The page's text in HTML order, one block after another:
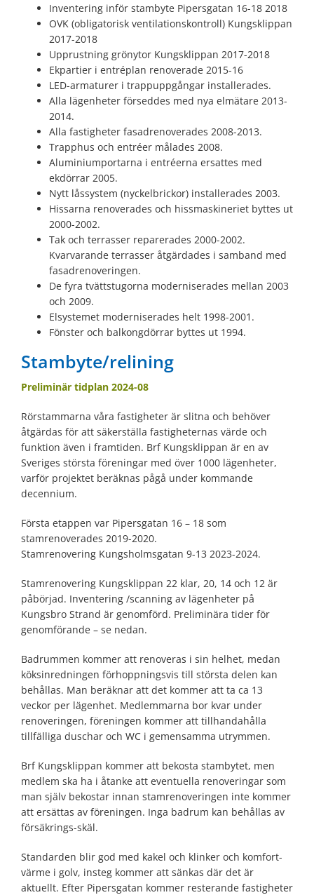
Inventering inför stambyte Pipersgatan 16-18 2018
OVK (obligatorisk ventilationskontroll) Kungsklippan
2017-2018
Upprustning grönytor Kungsklippan 2017-2018
Ekpartier i entréplan renoverade 2015-16
LED-armaturer i trappuppgångar installerades.
Alla lägenheter förseddes med nya elmätare 2013-
2014.
Alla fastigheter fasadrenoverades 2008-2013.
Trapphus och entréer målades 2008.
Aluminiumportarna i entréerna ersattes med
ekdörrar 2005.
Nytt låssystem (nyckelbrickor) installerades 2003.
Hissarna renoverades och hissmaskineriet byttes ut
2000-2002.
Tak och terrasser reparerades 2000-2002.
Kvarvarande terrasser åtgärdades i samband med
fasadrenoveringen.
De fyra tvättstugorna moderniserades mellan 2003
och 2009.
Elsystemet moderniserades helt 1998-2001.
Fönster och balkongdörrar byttes ut 1994.
Stambyte/relining
Preliminär tidplan 2024-08
Rörstammarna våra fastigheter är slitna och behöver
åtgärdas för att säkerställa fastigheternas värde och
funktion även i framtiden. Brf Kungsklippan är en av
Sveriges största föreningar med över 1000 lägenheter,
varför projektet beräknas pågå under kommande
decennium.
Första etappen var Pipersgatan 16 – 18 som
stamrenoverades 2019-2020.
Stamrenovering Kungsholmsgatan 9-13 2023-2024.
Stamrenovering Kungsklippan 22 klar, 20, 14 och 12 är
påbörjad. Inventering /scanning av lägenheter på
Kungsbro Strand är genomförd. Preliminära tider för
genomförande – se nedan.
Badrummen kommer att renoveras i sin helhet, medan
köksinredningen förhoppningsvis till största delen kan
behållas. Man beräknar att det kommer att ta ca 13
veckor per lägenhet. Medlemmarna bor kvar under
renoveringen, föreningen kommer att tillhandahålla
tillfälliga duschar och WC i gemensamma utrymmen.
Brf Kungsklippan kommer att bekosta stambytet, men
medlem ska ha i åtanke att eventuella renoveringar som
man själv bekostar innan stamrenoveringen inte kommer
att ersättas av föreningen. Inga badrum kan behållas av
försäkrings-skäl.
Standarden blir god med kakel och klinker och komfort-
värme i golv, insteg kommer att sänkas där det är
aktuellt. Efter Pipersgatan kommer resterande fastigheter